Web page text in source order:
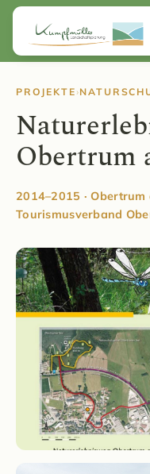
Links / Partner
PROJEKTE ›
Obertrum
2014–2015 · Obertrum
Tourismusverband